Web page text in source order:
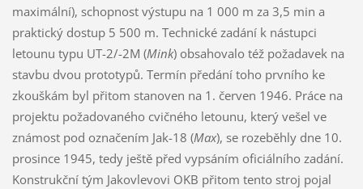
maximální), schopnost výstupu na 1 000 m za 3,5 min a
praktický dostup 5 500 m. Technické zadání k nástupci
letounu typu UT-2/-2M (Mink) obsahovalo též požadavek na
stavbu dvou prototypů. Termín předání toho prvního ke
zkouškám byl přitom stanoven na 1. červen 1946. Práce na
projektu požadovaného cvičného letounu, který vešel ve
známost pod označením Jak-18 (Max), se rozeběhly dne 10.
prosince 1945, tedy ještě před vypsáním oficiálního zadání.
Konstrukční tým Jakovlevovi OKB přitom tento stroj pojal